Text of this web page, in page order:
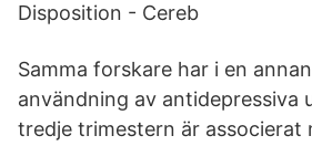
Disposition - Cereb
Samma forskare har i en
användning av antidepressiva
tredje trimestern är associerat